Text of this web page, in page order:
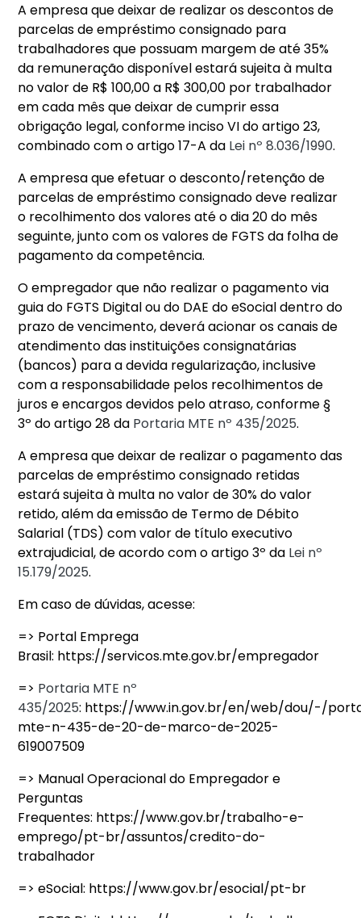
A empresa que deixar de realizar os descontos de
parcelas de empréstimo consignado para
trabalhadores que possuam margem de até 35%
da remuneração disponível estará sujeita à multa
no valor de R$ 100,00 a R$ 300,00 por trabalhador
em cada mês que deixar de cumprir essa
obrigação legal, conforme inciso VI do artigo 23,
combinado com o artigo 17-A da Lei nº 8.036/1990.
A empresa que efetuar o desconto/retenção de
parcelas de empréstimo consignado deve realizar
o recolhimento dos valores até o dia 20 do mês
seguinte, junto com os valores de FGTS da folha de
pagamento da competência.
O empregador que não realizar o pagamento via
guia do FGTS Digital ou do DAE do eSocial dentro do
prazo de vencimento, deverá acionar os canais de
atendimento das instituições consignatárias
(bancos) para a devida regularização, inclusive
com a responsabilidade pelos recolhimentos de
juros e encargos devidos pelo atraso, conforme §
3º do artigo 28 da Portaria MTE nº 435/2025.
A empresa que deixar de realizar o pagamento das
parcelas de empréstimo consignado retidas
estará sujeita à multa no valor de 30% do valor
retido, além da emissão de Termo de Débito
Salarial (TDS) com valor de título executivo
extrajudicial, de acordo com o artigo 3º da Lei nº
15.179/2025.
Em caso de dúvidas, acesse:
=> Portal Emprega
Brasil: https://servicos.mte.gov.br/empregador
=> Portaria MTE nº
435/2025: https://www.in.gov.br/en/web/dou/-/
mte-n-435-de-20-de-marco-de-2025-
619007509
=> Manual Operacional do Empregador e
Perguntas
Frequentes: https://www.gov.br/trabalho-e-
emprego/pt-br/assuntos/credito-do-
trabalhador
=> eSocial: https://www.gov.br/esocial/pt-br